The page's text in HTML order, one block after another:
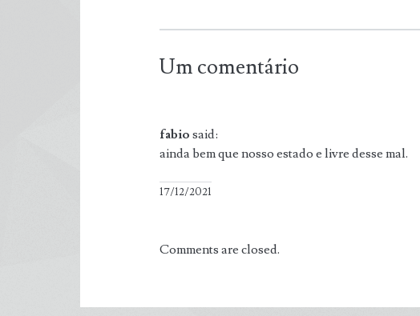
Um comentário
fabio said:
ainda bem que nosso estado e livre desse mal.
17/12/2021
Comments are closed.